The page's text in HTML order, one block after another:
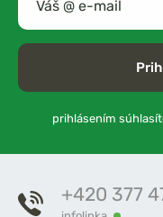
prihlásením
+420 377